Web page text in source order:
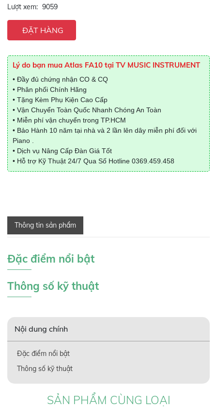
Lượt xem: 9059
ĐẶT HÀNG
Lý do bạn mua Atlas FA10 tại TV MUSIC INSTRUMENT
• Đầy đủ chứng nhận CO & CQ
• Phân phối Chính Hãng
• Tặng Kèm Phụ Kiện Cao Cấp
• Vận Chuyển Toàn Quốc Nhanh Chóng An Toàn
• Miễn phí vận chuyển trong TP.HCM
• Bảo Hành 10 năm tại nhà và 2 lần lên dây miễn phí đối với
Piano .
• Dịch vụ Nâng Cấp Đàn Giá Tốt
• Hỗ trợ Kỹ Thuật 24/7 Qua Số Hotline 0369.459.458
Thông tin sản phẩm
Đặc điểm nổi bật
Thông số kỹ thuật
Nội dung chính
Đặc điểm nổi bật
Thông số kỹ thuật
SẢN PHẨM CÙNG LOẠI